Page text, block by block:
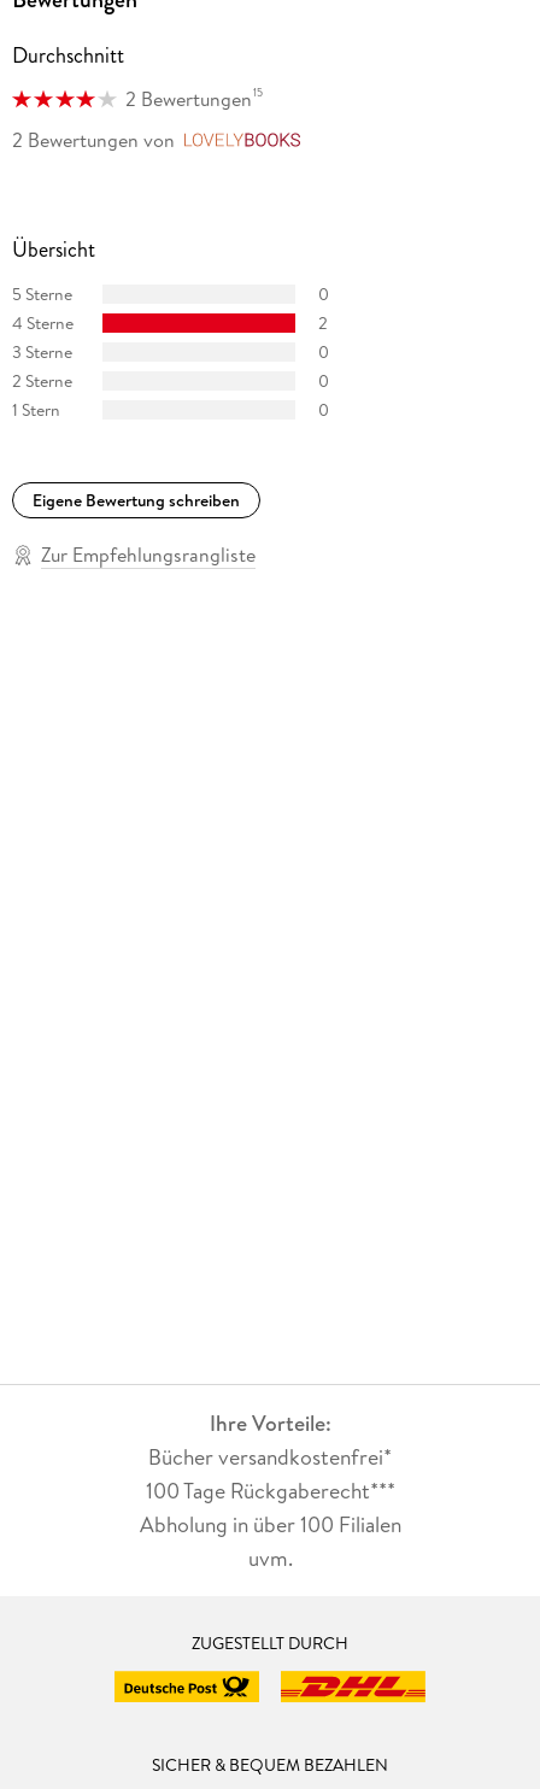
Durchschnitt
2 Bewertungen15
2 Bewertungen von
Übersicht
5 Sterne
0
4 Sterne
2
3 Sterne
0
2 Sterne
0
1 Stern
0
Eigene Bewertung schreiben
Zur Empfehlungsrangliste
Ihre Vorteile:
Bücher versandkostenfrei*
100 Tage Rückgaberecht***
Abholung in über 100 Filialen
uvm.
ZUGESTELLT DURCH
SICHER & BEQUEM BEZAHLEN